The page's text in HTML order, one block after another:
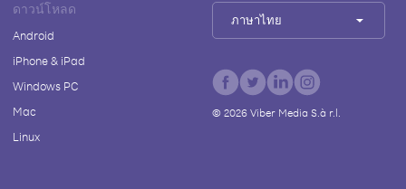
ดาวน์โหลด
Android
iPhone & iPad
Windows PC
Mac
Linux
ภาษาไทย
© 2026Viber Media S.à r.l.